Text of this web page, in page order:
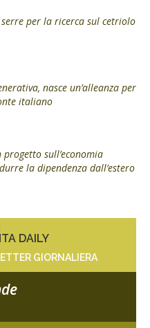
per la ricerca sul cetriolo
nasce un’alleanza per
italiano
sull’economia
la dipendenza dall’estero
DAILY
GIORNALIERA